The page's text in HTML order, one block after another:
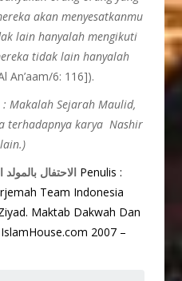
akan menyesatkanmu
lain hanyalah mengikuti
tidak lain hanyalah
An’aam/6: 116]).
: Makalah Sejarah Maulid,
terhadapnya karya Nashir
Penulis :
Team Indonesia
Maktab Dakwah Dan
2007 –